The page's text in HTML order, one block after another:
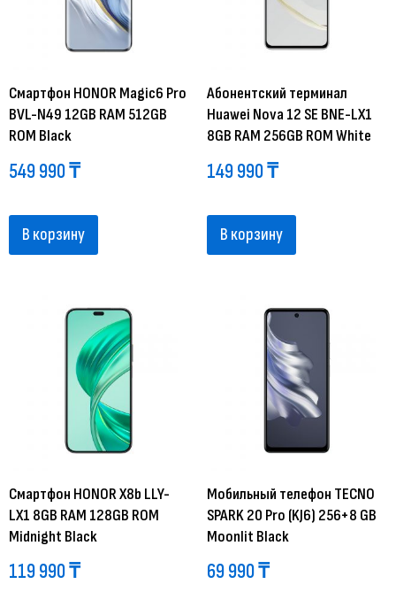
Смартфон HONOR Magic6 Pro
BVL-N49 12GB RAM 512GB
ROM Black
549 990₸
В корзину
Абонентский терминал
Huawei Nova 12 SE BNE-LX1
8GB RAM 256GB ROM White
149 990₸
В корзину
Смартфон HONOR X8b LLY-
LX1 8GB RAM 128GB ROM
Midnight Black
119 990₸
Мобильный телефон TECNO
SPARK 20 Pro (KJ6) 256+8 GB
Moonlit Black
69 990₸